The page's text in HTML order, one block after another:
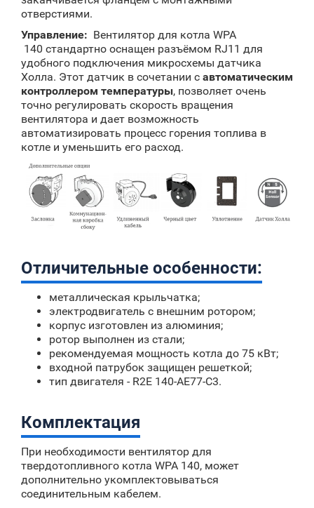
отверстиями.
Управление: Вентилятор для котла WPA
140 стандартно оснащен разъёмом RJ11 для
удобного подключения микросхемы датчика
Холла. Этот датчик в сочетании с автоматическим
контроллером температуры, позволяет очень
точно регулировать скорость вращения
вентилятора и дает возможность
автоматизировать процесс горения топлива в
котле и уменьшить его расход.
Отличительные особенности:
металлическая крыльчатка;
электродвигатель с внешним ротором;
корпус изготовлен из алюминия;
ротор выполнен из стали;
рекомендуемая мощность котла до 75 кВт;
входной патрубок защищен решеткой;
тип двигателя - R2E 140-AE77-C3.
Комплектация
При необходимости вентилятор для
твердотопливного котла WPA 140, может
дополнительно укомплектовываться
соединительным кабелем.